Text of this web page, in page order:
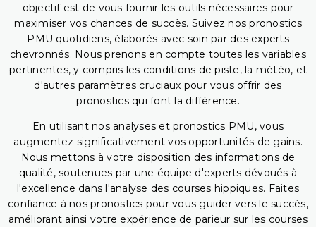
objectif est de vous fournir les outils nécessaires pour
maximiser vos chances de succès. Suivez nos pronostics
PMU quotidiens, élaborés avec soin par des experts
chevronnés. Nous prenons en compte toutes les variables
pertinentes, y compris les conditions de piste, la météo, et
d'autres paramètres cruciaux pour vous offrir des
pronostics qui font la différence.
En utilisant nos analyses et pronostics PMU, vous
augmentez significativement vos opportunités de gains.
Nous mettons à votre disposition des informations de
qualité, soutenues par une équipe d'experts dévoués à
l'excellence dans l'analyse des courses hippiques. Faites
confiance à nos pronostics pour vous guider vers le succès,
améliorant ainsi votre expérience de parieur sur les courses